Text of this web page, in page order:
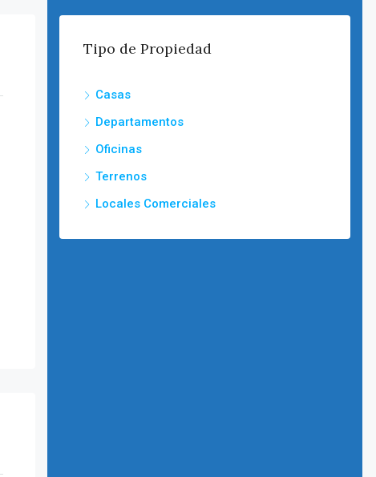
Tipo de Propiedad
Casas
Departamentos
Oficinas
Terrenos
Locales Comerciales